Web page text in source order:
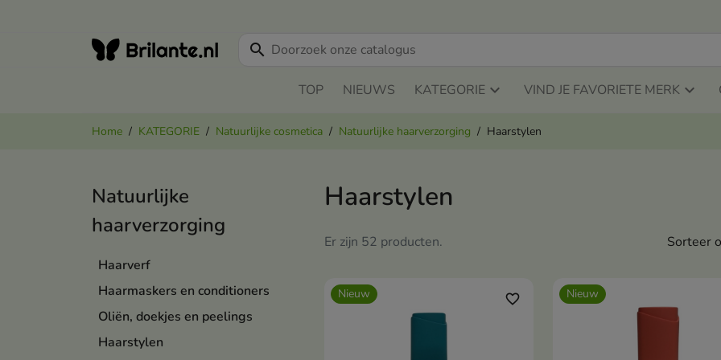
search
TOP NIEUWS KATEGORIE VIND JE FAVORIETE MERK
Home KATEGORIE Natuurlijke cosmetica Natuurlijke haarverzorging Haarstylen
Natuurlijke
haarverzorging
Haarverf
Haarmaskers en conditioners
Oliën, doekjes en peelings
Haarstylen
Haarstylen
Er zijn 52 producten. Sorteer
Nieuw favorite_border Nieuw